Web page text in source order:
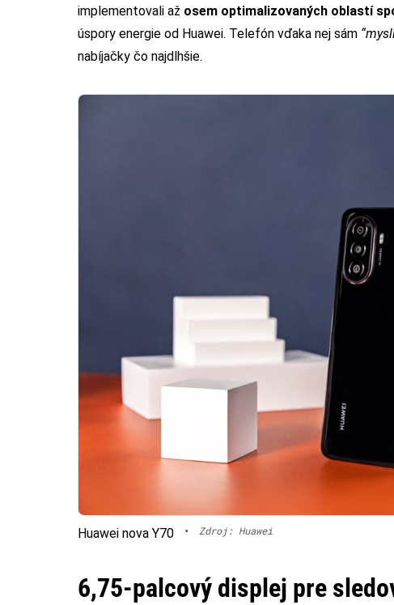
implementovali až osem optimalizovaných oblastí
úspory energie od Huawei. Telefón vďaka nej sám
nabíjačky čo najdlhšie.
Huawei nova Y70 • Zdroj: Huawei
6,75-palcový displej pre